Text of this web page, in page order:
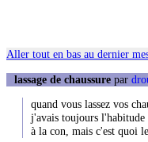
Aller tout en bas au dernier
lassage de chaussure par
quand vous lassez vos
j'avais toujours l'habitude
à la con, mais c'est quoi